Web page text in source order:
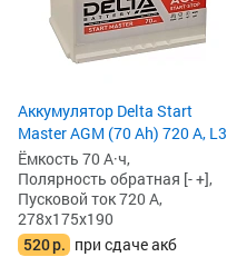
Аккумулятор Delta Start
Master AGM (70 Ah) 720 А, L3
Ёмкость 70 А·ч,
Полярность обратная [- +],
Пусковой ток 720 А,
278x175x190
520р. при сдаче акб